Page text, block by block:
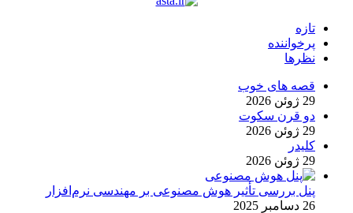
تازه
پرخواننده
نظرها
قصه های خوب
29 ژوئن 2026
دو قرن سکوت
29 ژوئن 2026
کلیدر
29 ژوئن 2026
پنل بررسی تأثیر هوش مصنوعی بر مهندسی نرم‌افزار
26 دسامبر 2025